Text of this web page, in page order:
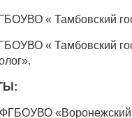
« Тамбовский
« Тамбовский
«Воронежский